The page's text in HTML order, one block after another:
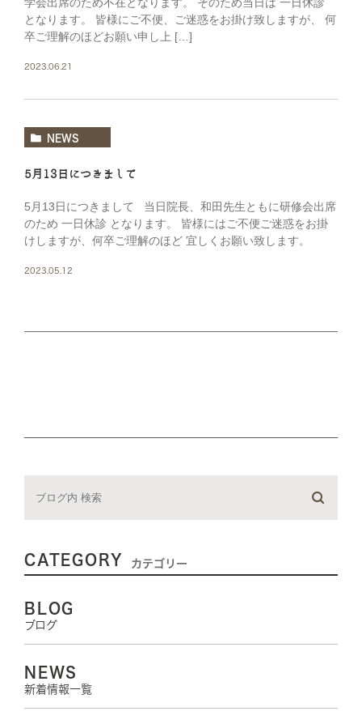
となります。 皆様にご不便、ご迷惑をお掛け致しますが、 何
卒ご理解のほどお願い申し上 […]
2023.06.21
NEWS
5月13日につきまして
5月13日につきまして 当日院長、和田先生ともに研修会出席
のため 一日休診 となります。 皆様にはご不便ご迷惑をお掛
けしますが、何卒ご理解のほど 宜しくお願い致します。
2023.05.12
CATEGORY カテゴリー
BLOG
ブログ
NEWS
新着情報一覧